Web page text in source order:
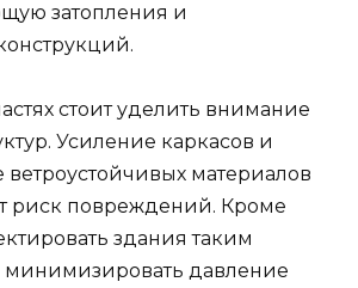
затопления и
стоит уделить внимание
Усиление каркасов и
ветроустойчивых материалов
риск повреждений. Кроме
здания таким
минимизировать давление